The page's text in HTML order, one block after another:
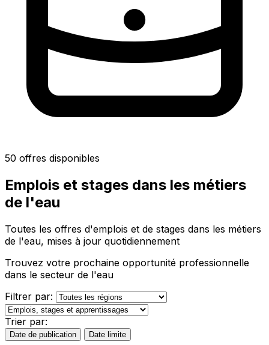
50 offres disponibles
Emplois et stages dans les métiers
de l'eau
Toutes les offres d'emplois et de stages dans les métiers
de l'eau, mises à jour quotidiennement
Trouvez votre prochaine opportunité professionnelle
dans le secteur de l'eau
Filtrer par:
Trier par:
Date de publication Date limite